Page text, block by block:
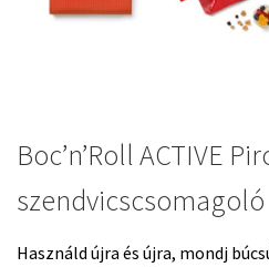
Boc’n’Roll ACTIVE
szendvicscsomagoló
Használd újra és újra, mondj